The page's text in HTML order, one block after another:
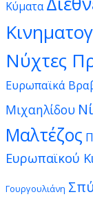
Κύματα
Νύχτες
Ευρωπαϊκά
Μιχαηλίδου
Μαλτέζος
Ευρωπαϊκού
Γουργουλιάνη